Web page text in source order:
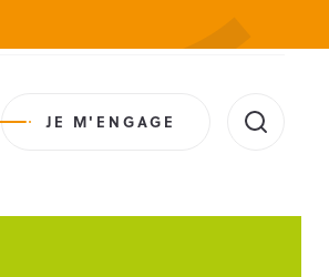
JE M'ENGAGE